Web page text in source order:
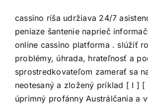
cassino ríša udržiava 24/7
peniaze šantenie naprieč
online cassino platforma . slúžiť
problémy, úhrada, hrateľnosť a
sprostredkovateľom zamerať sa
neotesaný a zložený príklad [ I ]
úprimný profánny Austrálčania a